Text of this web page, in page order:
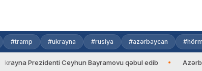
#tramp #ukrayna #rusiya #azərbaycan
Prezidenti Ceyhun Bayramovu qəbul edib Azərbaycan